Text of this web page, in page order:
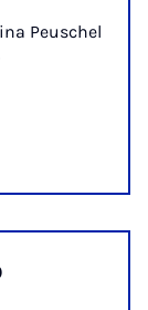
Peuschel